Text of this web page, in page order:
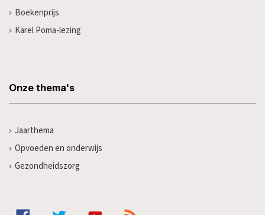
Boekenprijs
Karel Poma-lezing
Onze thema's
Jaarthema
Opvoeden en onderwijs
Gezondheidszorg